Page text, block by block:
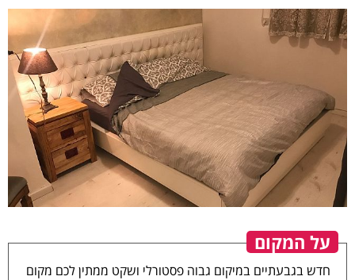
במועדפים
על המקום
חדש בגבעתיים במיקום גבוה פסטורלי ושקט ממתין לכם מקום